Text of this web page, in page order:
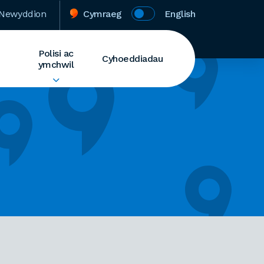
Cymraeg English
Polisi ac
ymchwil
Cyhoeddiadau